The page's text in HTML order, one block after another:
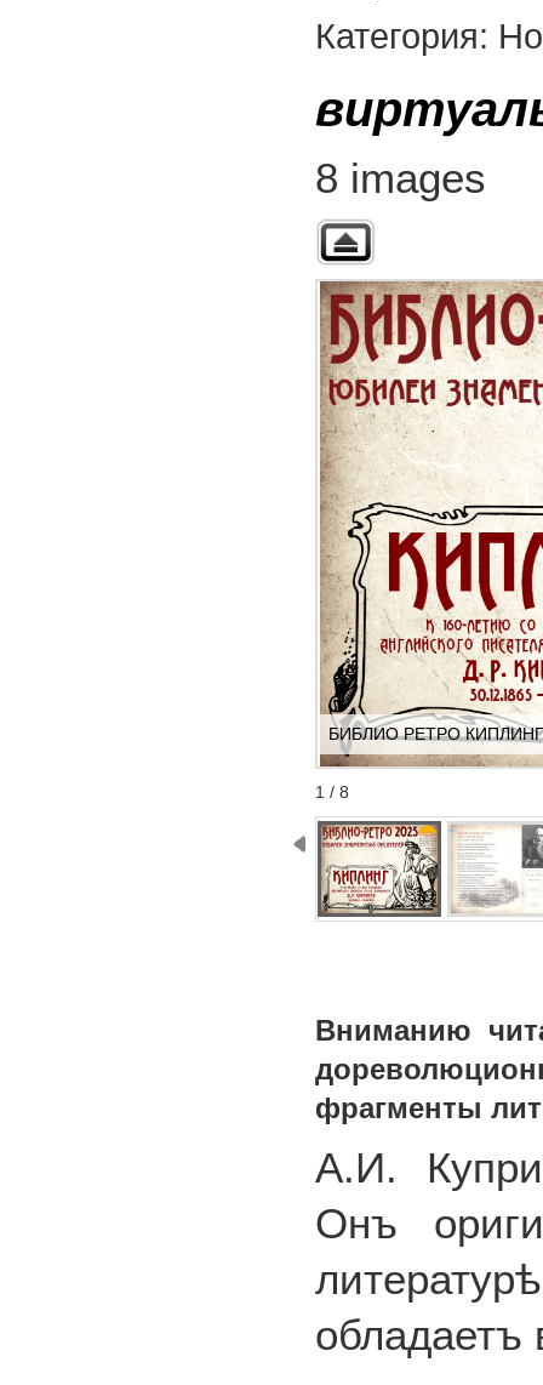
Категория:
8 images
БИБЛИО РЕТРО КИПЛИНГ
1 / 8
StartStop
Вниманию
фрагменты
А.И.
Онъ